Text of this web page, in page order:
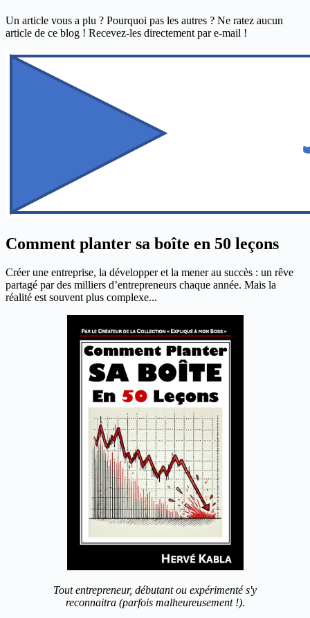
Un article vous a plu ? Pourquoi pas les autres ? Ne ratez aucun
article de ce blog ! Recevez-les directement par e-mail !
Comment planter sa boîte en 50 leçons
Créer une entreprise, la développer et la mener au succès : un rêve
partagé par des milliers d’entrepreneurs chaque année. Mais la
réalité est souvent plus complexe...
Tout entrepreneur, débutant ou expérimenté s'y
reconnaitra (parfois malheureusement !).